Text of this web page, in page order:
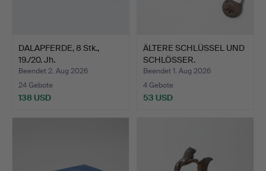
DALAPFERDE, 8 Stk.,
19./20. Jh.
Beendet 2. Aug 2026
24 Gebote
138 USD
ÄLTERE SCHLÜSSEL UND
SCHLÖSSER.
Beendet 1. Aug 2026
4 Gebote
53 USD